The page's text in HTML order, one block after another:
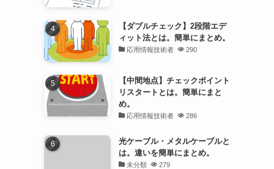
【ダブルチェック】2段階エデ
ィット法とは。簡単にまとめ。
応用情報技術者 290
【中間地点】チェックポイント
リスタートとは。簡単にまと
め。
応用情報技術者 286
光ケーブル・メタルケーブルと
は。違いを簡単にまとめ。
未分類 279